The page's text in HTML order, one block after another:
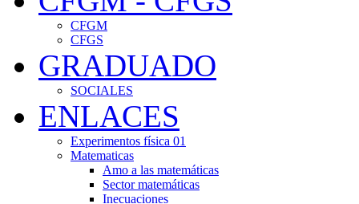
CFGM
CFGS
GRADUADO
SOCIALES
ENLACES
Experimentos física 01
Matematicas
Amo a las matemáticas
Sector matemáticas
Inecuaciones